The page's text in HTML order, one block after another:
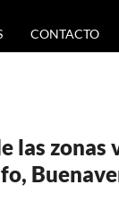
CONTACTO
las zonas